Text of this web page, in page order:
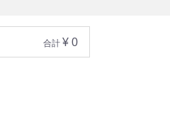
合計 ¥ 0